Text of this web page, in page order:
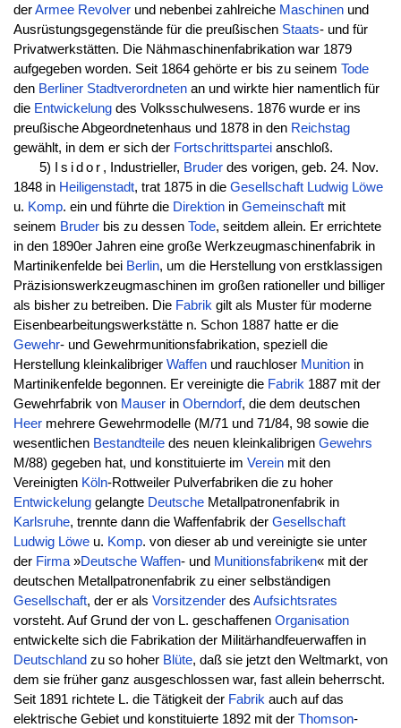
derArmee Revolverund nebenbei zahlreiche Maschinenund
Ausrüstungsgegenstände für die preußischen Staats- und für
Privatwerkstätten. Die Nähmaschinenfabrikation war 1879
aufgegeben worden. Seit 1864 gehörte er bis zu seinem Tode
den Berliner Stadtverordnetenan und wirkte hier namentlich für
die Entwickelungdes Volksschulwesens. 1876 wurde er ins
preußische Abgeordnetenhaus und 1878 in den Reichstag
gewählt, in dem er sich der Fortschrittsparteianschloß.
5)
Isidor , Industrieller, Bruderdes vorigen, geb. 24. Nov.
1848 in Heiligenstadt, trat 1875 in die Gesellschaft Ludwig Löwe
u. Komp. ein und führte die Direktionin Gemeinschaftmit
seinem Bruderbis zu dessen Tode, seitdem allein. Er errichtete
in den 1890er Jahren eine große Werkzeugmaschinenfabrik in
Martinikenfelde bei Berlin, um die Herstellung von erstklassigen
Präzisionswerkzeugmaschinen im großen rationeller und billiger
als bisher zu betreiben. Die Fabrikgilt als Muster für moderne
Eisenbearbeitungswerkstätte n. Schon 1887 hatte er die
Gewehr- und Gewehrmunitionsfabrikation, speziell die
Herstellung kleinkalibriger Waffenund rauchloser Munitionin
Martinikenfelde begonnen. Er vereinigte die Fabrik1887 mit der
Gewehrfabrik von Mauserin Oberndorf, die dem deutschen
Heermehrere Gewehrmodelle (M/71 und 71/84, 98 sowie die
wesentlichen Bestandteiledes neuen kleinkalibrigen Gewehrs
M/88) gegeben hat, und konstituierte im Vereinmit den
Vereinigten Köln-Rottweiler Pulverfabriken die zu hoher
Entwickelunggelangte DeutscheMetallpatronenfabrik in
Karlsruhe, trennte dann die Waffenfabrik der Gesellschaft
Ludwig Löweu. Komp. von dieser ab und vereinigte sie unter
der Firma»Deutsche Waffen- und Munitionsfabriken« mit der
deutschen Metallpatronenfabrik zu einer selbständigen
Gesellschaft, der er als Vorsitzenderdes Aufsichtsrates
vorsteht. Auf Grund der von L. geschaffenen Organisation
entwickelte sich die Fabrikation der Militärhandfeuerwaffen in
Deutschland zu so hoher Blüte, daß sie jetzt den Weltmarkt, von
dem sie früher ganz ausgeschlossen war, fast allein beherrscht.
Seit 1891 richtete L. die Tätigkeit der Fabrikauch auf das
elektrische Gebiet und konstituierte 1892 mit der Thomson-